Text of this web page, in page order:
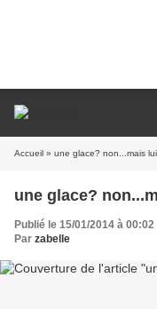
Accueil » une glace? non...mais
une glace?
Publié le 15/01/2014 à 00:02
Par zabelle